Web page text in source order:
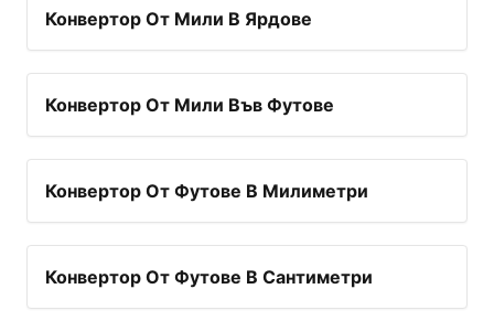
Конвертор От Мили В Ярдове
Конвертор От Мили Във Футове
Конвертор От Футове В Милиметри
Конвертор От Футове В Сантиметри